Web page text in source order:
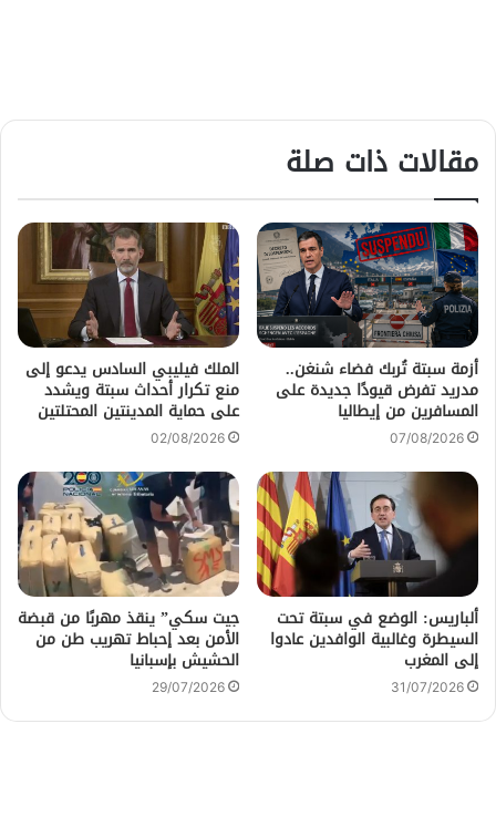
مقالات ذات صلة
أزمة سبتة تُربك فضاء شنغن..
مدريد تفرض قيودًا جديدة على
المسافرين من إيطاليا
07/08/2026
الملك فيليبي السادس يدعو إلى
منع تكرار أحداث سبتة ويشدد
على حماية المدينتين المحتلتين
02/08/2026
ألباريس: الوضع في سبتة تحت
السيطرة وغالبية الوافدين عادوا
إلى المغرب
31/07/2026
جيت سكي” ينقذ مهربًا من قبضة
الأمن بعد إحباط تهريب طن من
الحشيش بإسبانيا
29/07/2026